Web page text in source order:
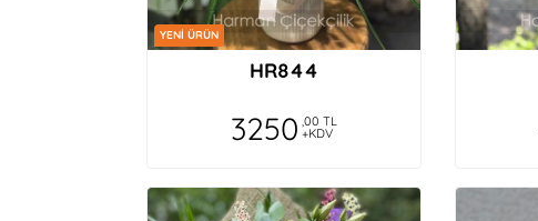
YENİ ÜRÜN
HR844
3250 ,00 TL
+KDV